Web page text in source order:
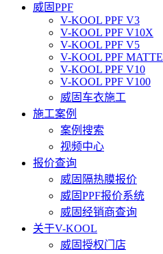
威固PPF
V-KOOL PPF V3
V-KOOL PPF V10X
V-KOOL PPF V5
V-KOOL PPF MATTE
V-KOOL PPF V10
V-KOOL PPF V100
威固车衣施工
施工案例
案例搜索
视频中心
报价查询
威固隔热膜报价
威固PPF报价系统
威固经销商查询
关于V-KOOL
威固授权门店